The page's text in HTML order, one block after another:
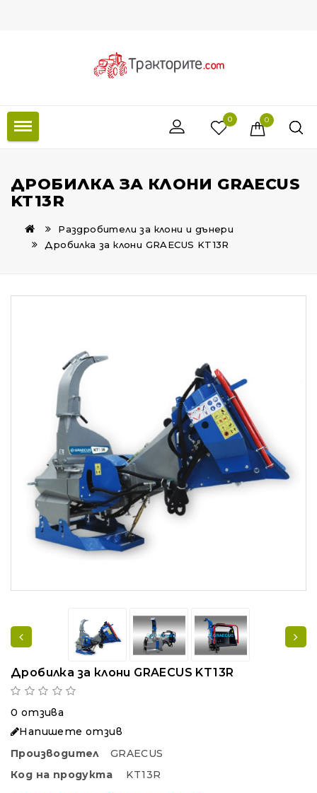
0 0
ДРОБИЛКА ЗА КЛОНИ GRAECUS
KT13R
Раздробители за клони и дънери
Дробилка за клони GRAECUS KT13R
Дробилка за клони GRAECUS KT13R
0 отзива
Напишете отзив
Производител
GRAECUS
Код на продукта
KT13R